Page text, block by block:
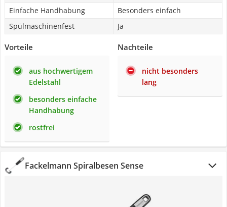
Einfache Handhabung
Besonders einfach
Spülmaschinenfest
Ja
Vorteile
aus hochwertigem
Edelstahl
besonders einfache
Handhabung
rostfrei
Nachteile
nicht besonders
lang
Fackelmann Spiralbesen Sense